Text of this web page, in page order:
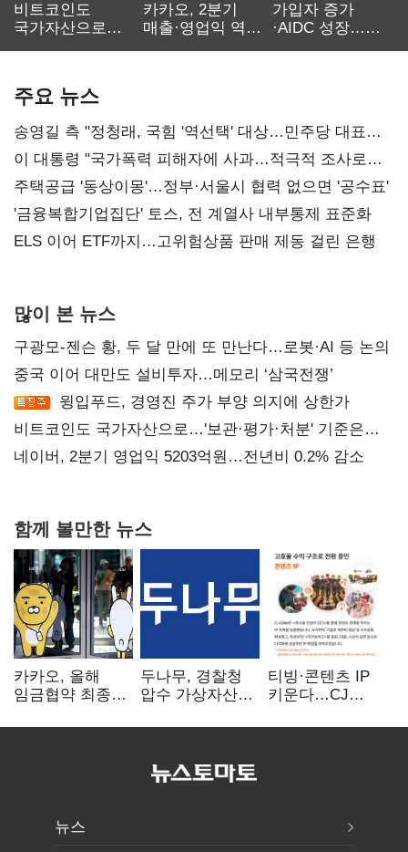
비트코인도
국가자산으로…'
카카오, 2분기
매출·영업익 역대
가입자 증가
·AIDC 성장…
주요 뉴스
송영길 측 "정청래, 국힘 '역선택' 대상…민주당 대표로
총선 지휘 못해"
이 대통령 "국가폭력 피해자에 사과…적극적 조사로
진실 밝혀야"
주택공급 '동상이몽'…정부·서울시 협력 없으면 '공수표'
'금융복합기업집단' 토스, 전 계열사 내부통제 표준화
ELS 이어 ETF까지…고위험상품 판매 제동 걸린 은행
많이 본 뉴스
구광모-젠슨 황, 두 달 만에 또 만난다…로봇·AI 등 논의
중국 이어 대만도 설비투자…메모리 ‘삼국전쟁’
윙입푸드, 경영진 주가 부양 의지에 상한가
비트코인도 국가자산으로…'보관·평가·처분' 기준은
숙제
네이버, 2분기 영업익 5203억원…전년비 0.2% 감소
함께 볼만한 뉴스
카카오, 올해
임금협약 최종
인상·격려금
두나무, 경찰청
압수 가상자산
커스터디 사업
티빙·콘텐츠 IP
키운다…CJ
글로벌 확장 가속
뉴스